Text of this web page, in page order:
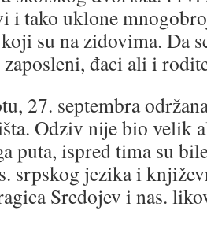
i tako uklone
su na zidovima. Da
đaci ali i
27. septembra
Odziv nije bio velik
puta, ispred tima su
srpskog jezika i
Sredojev i nas.